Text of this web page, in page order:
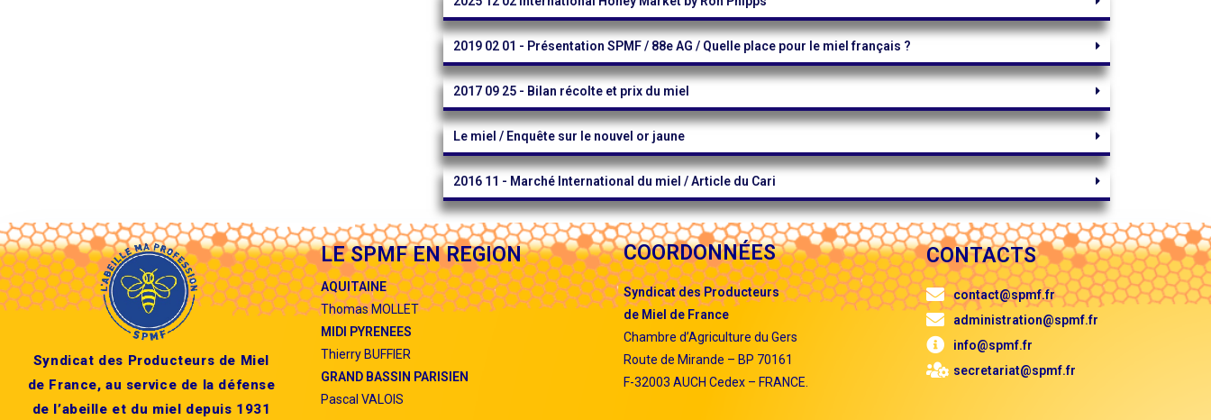
2019 02 01 - Présentation SPMF / 88e AG / Quelle place pour le miel français ?
2017 09 25 - Bilan récolte et prix du miel
Le miel / Enquête sur le nouvel or jaune
2016 11 - Marché International du miel / Article du Cari
Syndicat des Producteurs de Miel
de France, au service de la défense
de l’abeille et du miel depuis 1931
LE SPMF EN REGION
AQUITAINE
Thomas MOLLET
MIDI PYRENEES
Thierry BUFFIER
GRAND BASSIN PARISIEN
Pascal VALOIS
COORDONNÉES
SyndicatdesProducteurs
de Miel de France
Chambre d’Agriculture du Gers
Route de Mirande – BP 70161
F-32003 AUCH Cedex – FRANCE.
CONTACTS
contact@spmf.fr
administration@spmf.fr
info@spmf.fr
secretariat@spmf.fr